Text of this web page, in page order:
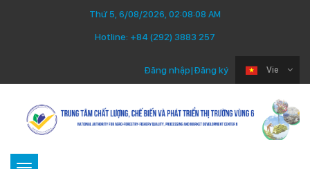
Thứ 5, 6/08/2026, 02:08:09 AM
Hotline: +84 (292) 3883 257
Vie
Đăng nhập|Đăng ký